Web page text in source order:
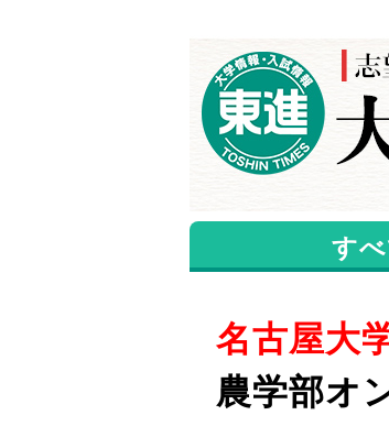
す
名古屋大
農学部オ